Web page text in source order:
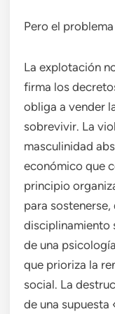
Pero el
La explotación
firma los
obliga a vender
sobrevivir. La
masculinidad
económico que
principio
para
disciplinamiento
de una
que prioriza la
social. La
de una supuesta